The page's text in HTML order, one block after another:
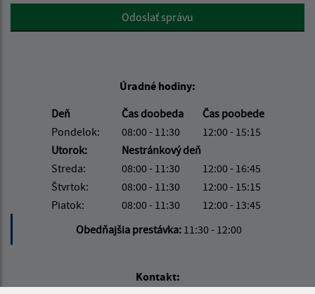
Google reCaptcha ResponseOdoslať správu
Úradné hodiny:
Deň
Čas doobeda
Čas poobede
Pondelok:
08:00 - 11:30
12:00 - 15:15
Utorok:
Nestránkový deň
Streda:
08:00 - 11:30
12:00 - 16:45
Štvrtok:
08:00 - 11:30
12:00 - 15:15
Piatok:
08:00 - 11:30
12:00 - 13:45
Obedňajšia prestávka: 11:30 - 12:00
Kontakt: